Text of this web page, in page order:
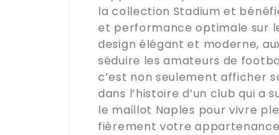
la collection Stadium et
et performance optimale sur
design élégant et moderne,
séduire les amateurs de
c’est non seulement afficher
dans l’histoire d’un club qui
le maillot Naples pour vivre
fièrement votre